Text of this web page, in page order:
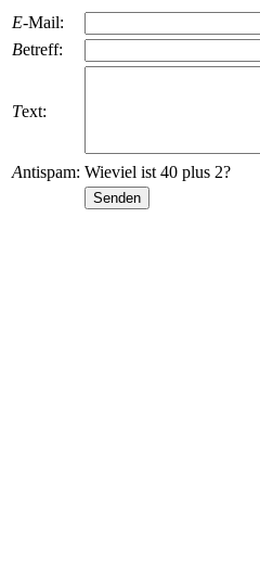
E-Mail:
Betreff:
Text:
Antispam: Wieviel ist 40 plus 2?